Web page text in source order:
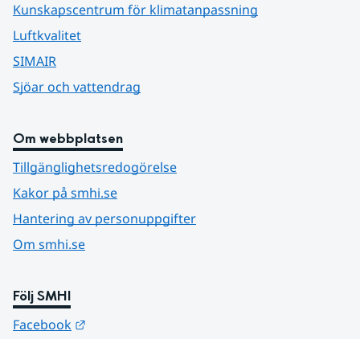
Kunskapscentrum för klimatanpassning
Luftkvalitet
SIMAIR
Sjöar och vattendrag
Om webbplatsen
Tillgänglighetsredogörelse
Kakor på smhi.se
Hantering av personuppgifter
Om smhi.se
Följ SMHI
Facebook